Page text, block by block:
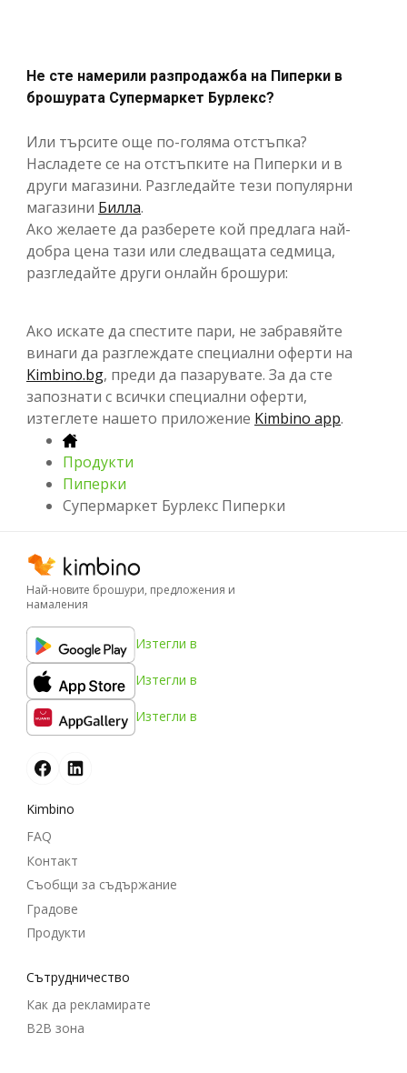
Не сте намерили разпродажба на Пиперки в
брошурата Супермаркет Бурлекс?
Или търсите още по-голяма отстъпка?
Насладете се на отстъпките на Пиперки и в
други магазини. Разгледайте тези популярни
магазини Билла.
Ако желаете да разберете кой предлага най-
добра цена тази или следващата седмица,
разгледайте други онлайн брошури:
Ако искате да спестите пари, не забравяйте
винаги да разглеждате специални оферти на
Kimbino.bg, преди да пазарувате. За да сте
запознати с всички специални оферти,
изтеглете нашето приложение Kimbino app.
Продукти
Пиперки
Супермаркет Бурлекс Пиперки
Най-новите брошури, предложения и
намаления
Изтегли в
Изтегли в
Изтегли в
Kimbino
FAQ
Контакт
Съобщи за съдържание
Градове
Продукти
Cътрудничество
Как да рекламирате
B2B зона